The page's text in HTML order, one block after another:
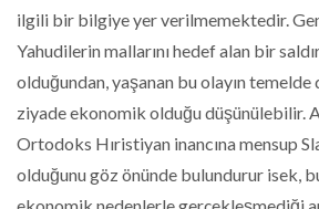
ilgili bir bilgiye yer verilmemektedir.
Yahudilerin mallarını hedef alan bir
olduğundan, yaşanan bu olayın
ziyade ekonomik olduğu düşünülebilir.
Ortodoks Hıristiyan inancına mensup
olduğunu göz önünde bulundurur isek,